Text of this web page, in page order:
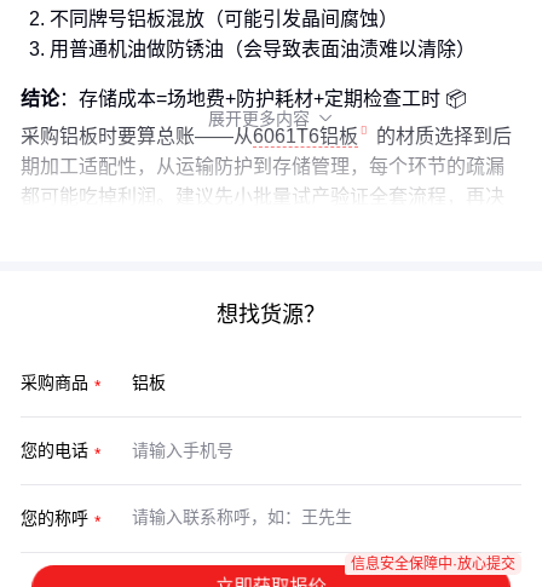
不同牌号铝板混放（可能引发晶间腐蚀）
用普通机油做防锈油（会导致表面油渍难以清除）
结论：存储成本=场地费+防护耗材+定期检查工时 📦
采购铝板时要算总账——从6061T6铝板
的材质选择到后
期加工适配性，从运输防护到存储管理，每个环节的疏漏
都可能吃掉利润。建议先小批量试产验证全套流程，再决
展开更多内容 
想找货源？
采购商品
您的电话
您的称呼
信息安全保障中·放心提交